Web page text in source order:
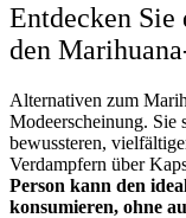
Entdecken
den
Alternativen zum
Modeerscheinung. Sie
bewussteren,
Verdampfern über
Person kann den
konsumieren, ohne